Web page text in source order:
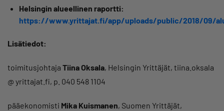
Helsingin alueellinen raportti:
https://www.yrittajat.fi/app/uploads/public/2018/09/
Lisätiedot:
toimitusjohtaja Tiina Oksala, Helsingin Yrittäjät, tiina.oksala
@ yrittajat.fi, p. 040 548 1104
pääekonomisti Mika Kuismanen, Suomen Yrittäjät,